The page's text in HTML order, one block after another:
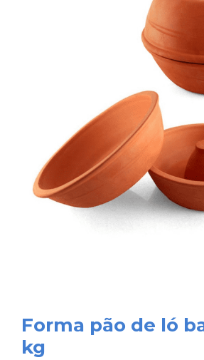
Forma pão de ló
kg